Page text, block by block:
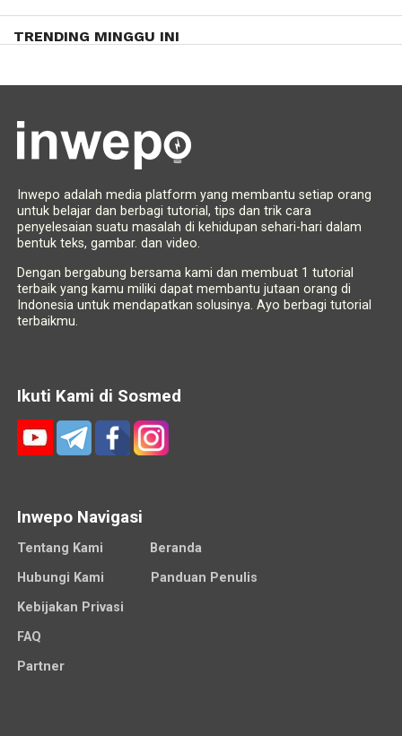
TRENDING MINGGU INI
Inwepo adalah media platform yang membantu setiap orang
untuk belajar dan berbagi tutorial, tips dan trik cara
penyelesaian suatu masalah di kehidupan sehari-hari dalam
bentuk teks, gambar. dan video.
Dengan bergabung bersama kami dan membuat 1 tutorial
terbaik yang kamu miliki dapat membantu jutaan orang di
Indonesia untuk mendapatkan solusinya. Ayo berbagi tutorial
terbaikmu.
Ikuti Kami di Sosmed
Inwepo Navigasi
Tentang Kami
Beranda
Hubungi Kami
Panduan Penulis
Kebijakan Privasi
FAQ
Partner